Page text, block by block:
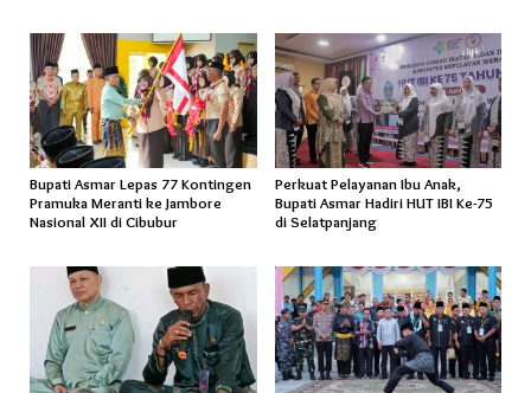
Bupati Asmar Lepas 77 Kontingen
Pramuka Meranti ke Jambore
Nasional XII di Cibubur
Perkuat Pelayanan Ibu Anak,
Bupati Asmar Hadiri HUT IBI Ke-75
di Selatpanjang